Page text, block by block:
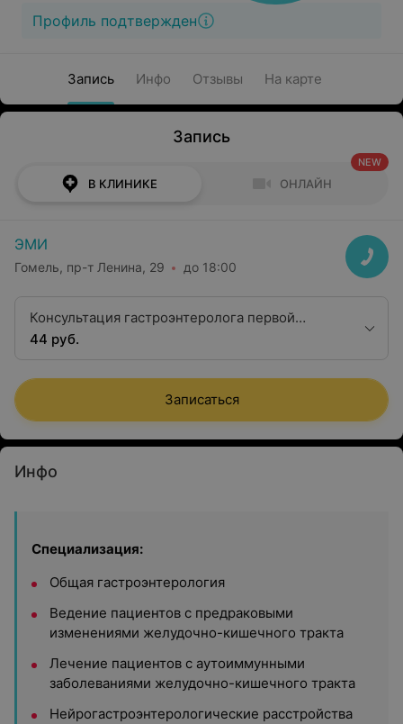
Профиль подтвержден
Запись Инфо Отзывы На карте
Запись
В КЛИНИКЕ ОНЛАЙН
NEW
ЭМИ
Гомель, пр-т Ленина, 29 до 18:00
Консультация гастроэнтеролога первой
квалификационной категории
44 руб.
Записаться
Инфо
Специализация:
Общая гастроэнтерология
Ведение пациентов с предраковыми
изменениями желудочно-кишечного тракта
Лечение пациентов с аутоиммунными
заболеваниями желудочно-кишечного тракта
Нейрогастроэнтерологические расстройства